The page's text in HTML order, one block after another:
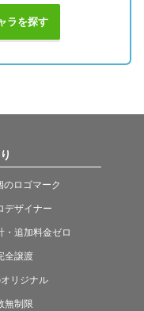
ラを探す
ロゴマーク
デザイナー
・追加料金ゼロ
全譲渡
リジナル
無制限